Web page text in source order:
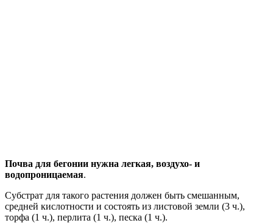
Почва для бегонии нужна легкая, воздухо- и
водопроницаемая.
Субстрат для такого растения должен быть смешанным,
средней кислотности и состоять из листовой земли (3 ч.),
торфа (1 ч.), перлита (1 ч.), песка (1 ч.).